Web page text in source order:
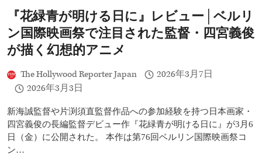
新
作
の
見
ど
ろ
は？
『花緑青が明ける日に』レビュー│ベルリ
ン国際映画祭で注目された監督・四宮義俊
が描く幻想的アニメ
The Hollywood Reporter Japan
2026年3月7日
2026年3月3日
新海誠監督や片渕須直監督作品への参加経験を持つ日本画家・
四宮義俊の長編監督デビュー作『花緑青が明ける日に』が3月6
日（金）に公開された。 本作は第76回ベルリン国際映画祭コ
ン…